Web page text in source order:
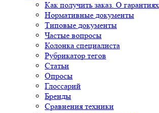
Как получить заказ. О гарантиях
Нормативные документы
Типовые документы
Частые вопросы
Колонка специалиста
Рубрикатор тегов
Статьи
Опросы
Глоссарий
Бренды
Сравнения техники